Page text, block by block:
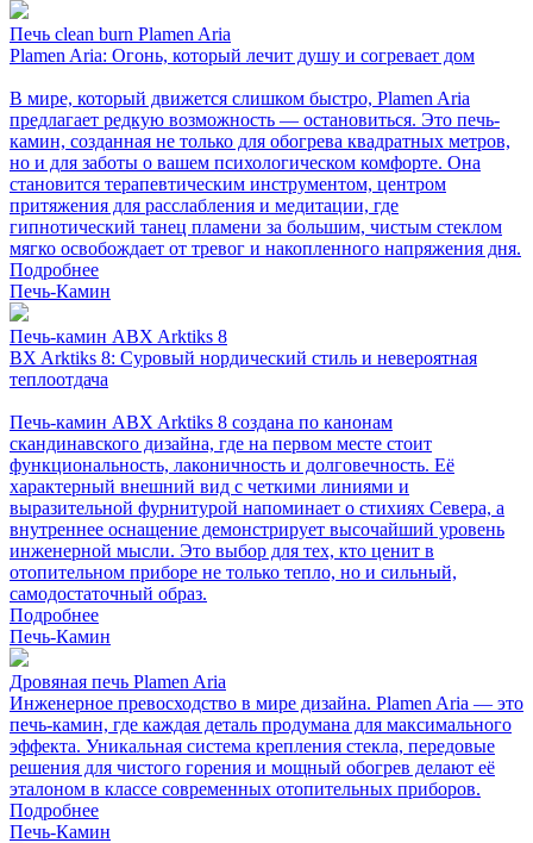
Печь clean burn Plamen Aria
Plamen Aria: Огонь, который лечит душу и согревает дом
В мире, который движется слишком быстро, Plamen Aria
предлагает редкую возможность — остановиться. Это печь-
камин, созданная не только для обогрева квадратных метров,
но и для заботы о вашем психологическом комфорте. Она
становится терапевтическим инструментом, центром
притяжения для расслабления и медитации, где
гипнотический танец пламени за большим, чистым стеклом
мягко освобождает от тревог и накопленного напряжения дня.
Подробнее
Печь-Камин
Печь-камин ABX Arktiks 8
BX Arktiks 8: Суровый нордический стиль и невероятная
теплоотдача
Печь-камин ABX Arktiks 8 создана по канонам
скандинавского дизайна, где на первом месте стоит
функциональность, лаконичность и долговечность. Её
характерный внешний вид с четкими линиями и
выразительной фурнитурой напоминает о стихиях Севера, а
внутреннее оснащение демонстрирует высочайший уровень
инженерной мысли. Это выбор для тех, кто ценит в
отопительном приборе не только тепло, но и сильный,
самодостаточный образ.
Подробнее
Печь-Камин
Дровяная печь Plamen Aria
Инженерное превосходство в мире дизайна. Plamen Aria — это
печь-камин, где каждая деталь продумана для максимального
эффекта. Уникальная система крепления стекла, передовые
решения для чистого горения и мощный обогрев делают её
эталоном в классе современных отопительных приборов.
Подробнее
Печь-Камин